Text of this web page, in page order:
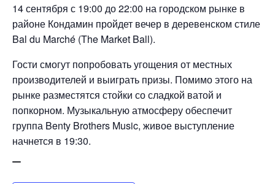
14 сентября с 19:00 до 22:00 на городском рынке в
районе Кондамин пройдет вечер в деревенском стиле
Bal du Marché (The Market Ball).
Гости смогут попробовать угощения от местных
производителей и выиграть призы. Помимо этого на
рынке разместятся стойки со сладкой ватой и
попкорном. Музыкальную атмосферу обеспечит
группа Benty Brothers Music, живое выступление
начнется в 19:30.